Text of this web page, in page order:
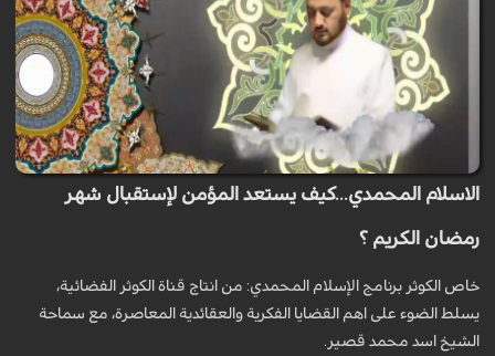
الاسلام المحمدي...كيف يستعد المؤمن لإستقبال شهر
رمضان الكريم ؟
خاص الكوثر برنامج الإسلام المحمدي: من انتاج قناة الكوثر الفضائية،
يسلط الضوء على اهم القضايا الفكرية والعقائدية المعاصرة، مع سماحة
الشيخ اسد محمد قصير.